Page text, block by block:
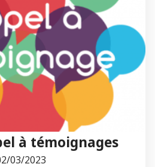
à témoignages
03/2023